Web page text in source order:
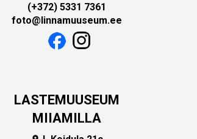
(+372) 5331 7361
foto@linnamuuseum.ee
LASTEMUUSEUM
MIIAMILLA